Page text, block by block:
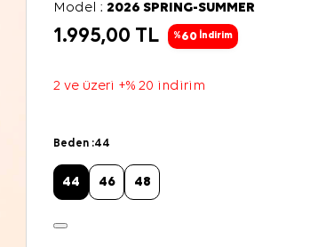
Model :2026 SPRING-SUMMER
1.995,00 TL %60 İndirim
2 ve üzeri +% 20 indirim
Beden :44
44 46 48